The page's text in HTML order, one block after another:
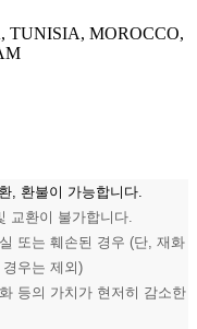
TUNISIA, MOROCCO,
, 환불이 가능합니다.
교환이 불가합니다.
또는 훼손된 경우 (단, 재화
우는 제외)
등의 가치가 현저히 감소한